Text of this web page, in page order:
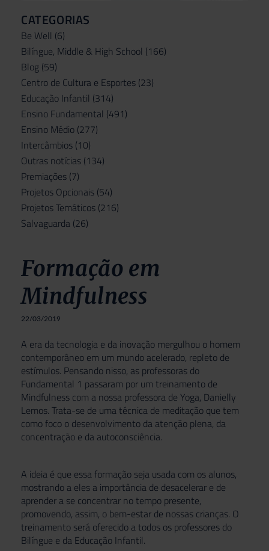
CATEGORIAS
Be Well (6)
Bilíngue, Middle & High School (166)
Blog (59)
Centro de Cultura e Esportes (23)
Educação Infantil (314)
Ensino Fundamental (491)
Ensino Médio (277)
Intercâmbios (10)
Outras notícias (134)
Premiações (7)
Projetos Opcionais (54)
Projetos Temáticos (216)
Salvaguarda (26)
Formação em
Mindfulness
22/03/2019
A era da tecnologia e da inovação mergulhou o homem
contemporâneo em um mundo acelerado, repleto de
estímulos. Pensando nisso, as professoras do
Fundamental 1 passaram por um treinamento de
Mindfulness com a nossa professora de Yoga, Danielly
Lemos. Trata-se de uma técnica de meditação que tem
como foco o desenvolvimento da atenção plena, da
concentração e da autoconsciência.
A ideia é que essa formação seja usada com os alunos,
mostrando a eles a importância de desacelerar e de
aprender a se concentrar no tempo presente,
promovendo, assim, o bem-estar de nossas crianças. O
treinamento será oferecido a todos os professores do
Bilíngue e da Educação Infantil.